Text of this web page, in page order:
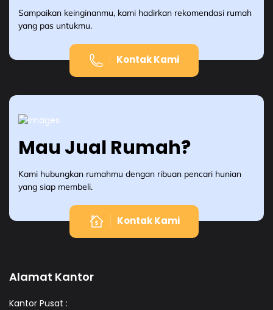
Sampaikan keinginanmu, kami hadirkan rekomendasi rumah
yang pas untukmu.
Kontak Kami
Mau Jual Rumah?
Kami hubungkan rumahmu dengan ribuan pencari hunian
yang siap membeli.
Kontak Kami
Alamat Kantor
Kantor Pusat :